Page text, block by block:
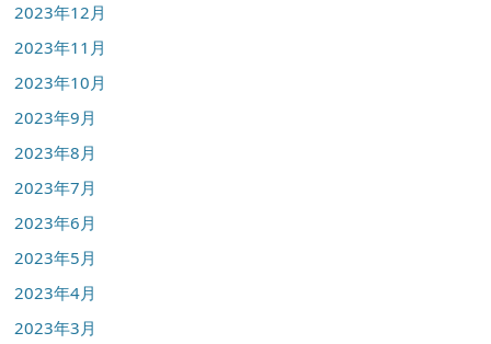
2023年12月
2023年11月
2023年10月
2023年9月
2023年8月
2023年7月
2023年6月
2023年5月
2023年4月
2023年3月